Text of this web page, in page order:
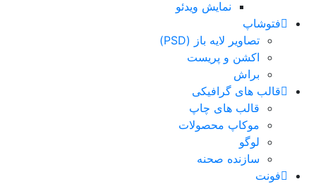
نمایش ویدئو
فتوشاپ
تصاویر لایه باز (PSD)
اکشن و پریست
براش
قالب های گرافیکی
قالب های چاپ
موکاپ محصولات
لوگو
سازنده صحنه
فونت